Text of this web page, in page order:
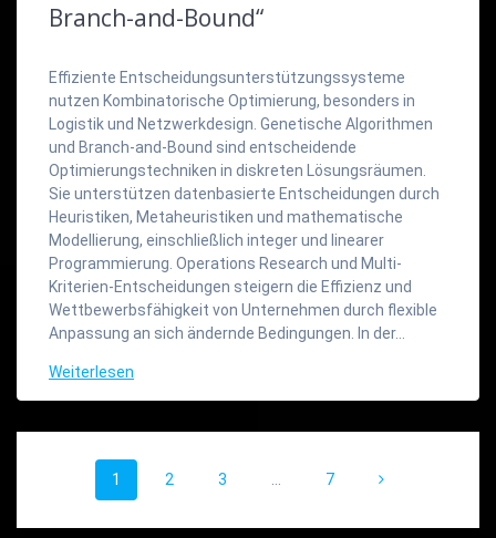
Branch-and-Bound“
Effiziente Entscheidungsunterstützungssysteme
nutzen Kombinatorische Optimierung, besonders in
Logistik und Netzwerkdesign. Genetische Algorithmen
und Branch-and-Bound sind entscheidende
Optimierungstechniken in diskreten Lösungsräumen.
Sie unterstützen datenbasierte Entscheidungen durch
Heuristiken, Metaheuristiken und mathematische
Modellierung, einschließlich integer und linearer
Programmierung. Operations Research und Multi-
Kriterien-Entscheidungen steigern die Effizienz und
Wettbewerbsfähigkeit von Unternehmen durch flexible
Anpassung an sich ändernde Bedingungen. In der…
Weiterlesen
Beitragsnavigation
Seite
1 Seite
2 Seite
3 Seite
7